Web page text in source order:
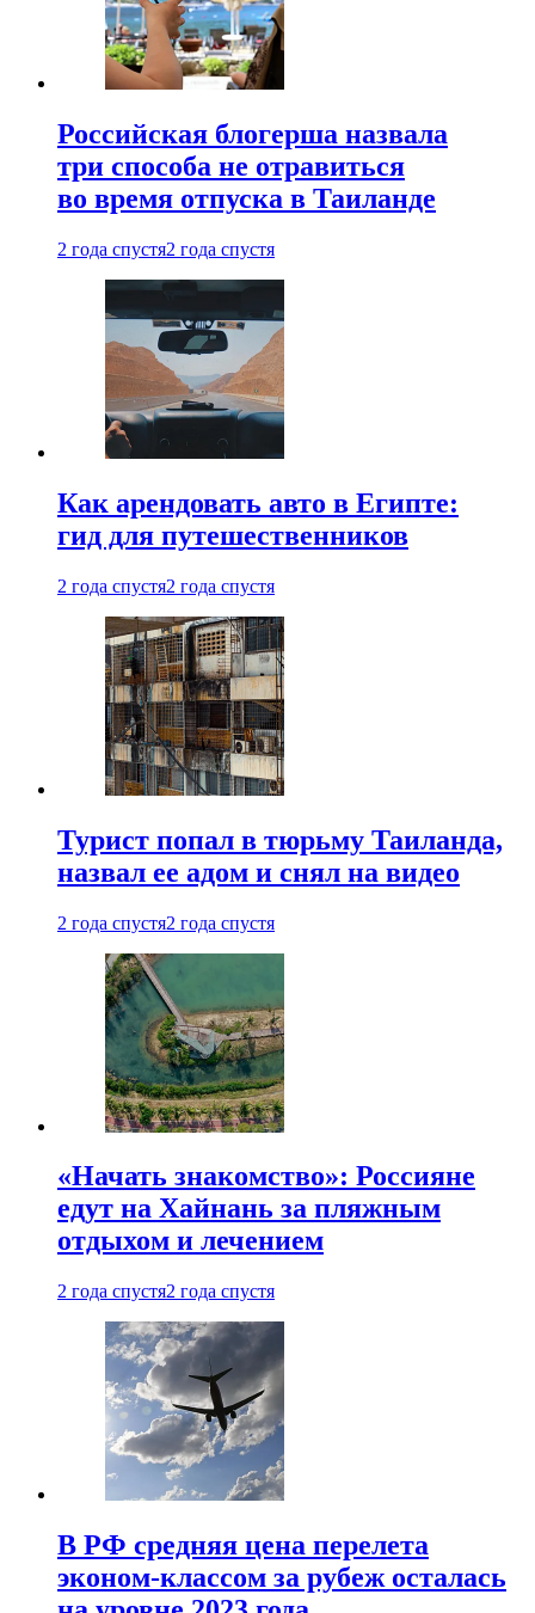
Российская блогерша назвала
три способа не отравиться
во время отпуска в Таиланде
2 года спустя2 года спустя
Как арендовать авто в Египте:
гид для путешественников
2 года спустя2 года спустя
Турист попал в тюрьму Таиланда,
назвал ее адом и снял на видео
2 года спустя2 года спустя
«Начать знакомство»: Россияне
едут на Хайнань за пляжным
отдыхом и лечением
2 года спустя2 года спустя
В РФ средняя цена перелета
эконом-классом за рубеж осталась